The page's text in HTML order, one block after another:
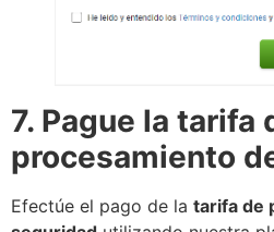
7. Pague la tarifa
procesamiento
Efectúe el pago de la tarifa de